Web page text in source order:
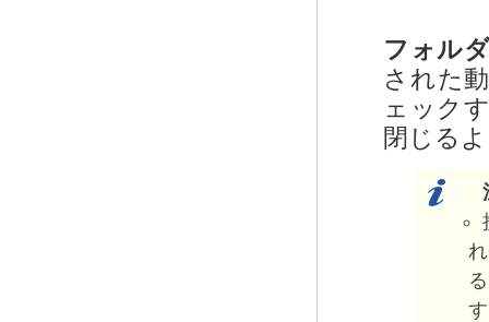
フォル
された
ェック
閉じる